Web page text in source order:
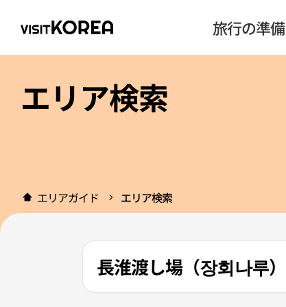
旅行の準備
エリア検索
エリアガイド エリア検索
長淮渡し場（장회나루）